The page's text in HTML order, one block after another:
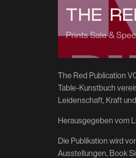
THE
Prints Sale &
The Red Publication
Table-Kunstbuch
Leidenschaft, Kraft
Herausgegeben vom
Die Publikation wird
Ausstellungen, Book